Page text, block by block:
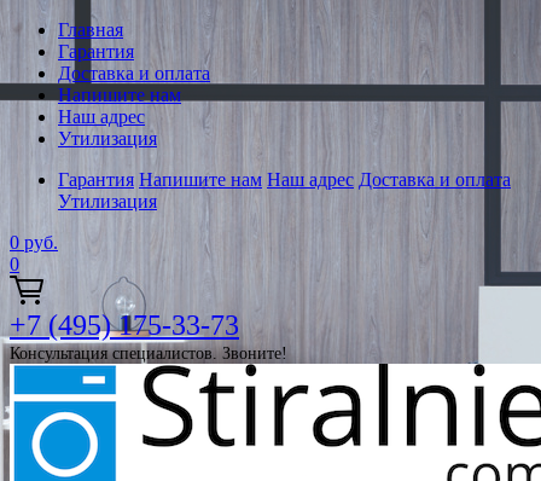
Главная
Гарантия
Доставка и оплата
Напишите нам
Наш адрес
Утилизация
Гарантия Напишите нам Наш адрес Доставка и оплата
Утилизация
0 руб.
0
+7 (495) 175-33-73
Консультация специалистов. Звоните!